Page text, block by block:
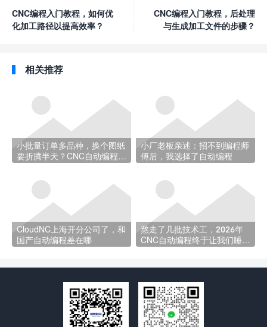
CNC编程入门教程，如何优
化加工路径以提高效率？
CNC编程入门教程，后处理
与生成加工文件的步骤？
相关推荐
小批量订单多品种，换个图纸
要折腾半天？CNC自动编程帮
小厂老板亲述：招不到编程师
傅后，我选择了自动编程
CloudNC上海开分公司了，和
国产自动编程差在哪
熬走了几批技术工，2026年
CNC自动编程终于让我们睡上